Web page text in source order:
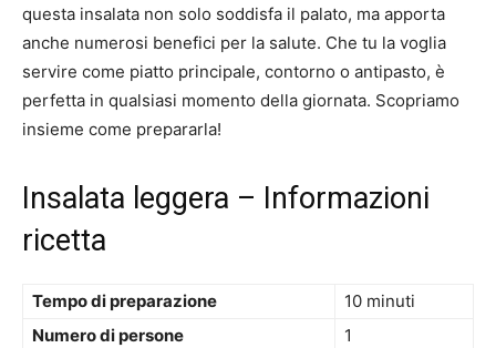
questa insalata non solo soddisfa il palato, ma apporta
anche numerosi benefici per la salute. Che tu la voglia
servire come piatto principale, contorno o antipasto, è
perfetta in qualsiasi momento della giornata. Scopriamo
insieme come prepararla!
Insalata leggera – Informazioni
ricetta
Tempo di preparazione
10 minuti
Numero di persone
1